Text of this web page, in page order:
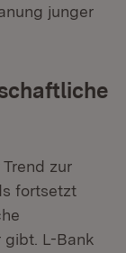
junger
zur
fortsetzt
gibt. L-Bank